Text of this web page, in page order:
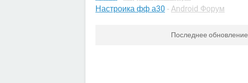
Настроика фф а30 - Android Форум
Последнее обновление